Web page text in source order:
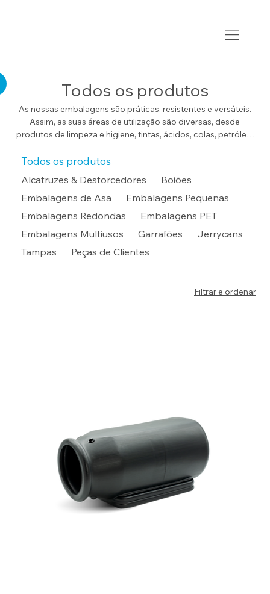
Todos os produtos
As nossas embalagens são práticas, resistentes e versáteis.
Assim, as suas áreas de utilização são diversas, desde
produtos de limpeza e higiene, tintas, ácidos, colas, petróleo,
capacidade de adaptação de embalagens a diferentes áreas,
dimensões, capacidades e cores. Personalize as embalagens
através dos nossos serviços de rotulagem, serigrafia ou
produção de moldes de clientes.
Todos os produtos
Alcatruzes & Destorcedores
Boiões
Embalagens de Asa
Embalagens Pequenas
Embalagens Redondas
Embalagens PET
Embalagens Multiusos
Garrafões
Jerrycans
Tampas
Peças de Clientes
Filtrar e ordenar